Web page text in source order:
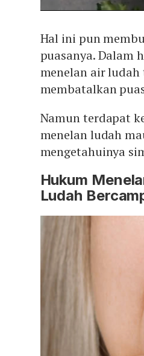
Hal ini pun
puasanya. Dalam
menelan air
membatalkan
Namun terdapat
menelan ludah
mengetahuinya
Hukum
Ludah